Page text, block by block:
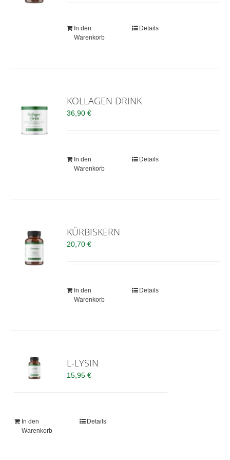
In den
Warenkorb
Details
KOLLAGEN DRINK
36,90€
In den
Warenkorb
Details
KÜRBISKERN
20,70€
In den
Warenkorb
Details
L-LYSIN
15,95€
In den
Warenkorb
Details